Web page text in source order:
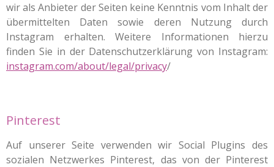
wir als Anbieter der Seiten keine Kenntnis vom Inhalt der
übermittelten Daten sowie deren Nutzung durch
Instagram erhalten. Weitere Informationen hierzu
finden Sie in der Datenschutzerklärung von Instagram:
instagram.com/about/legal/privacy/
Pinterest
Auf unserer Seite verwenden wir Social Plugins des
sozialen Netzwerkes Pinterest, das von der Pinterest